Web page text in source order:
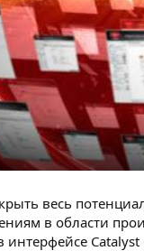
весь
в области
Catalyst